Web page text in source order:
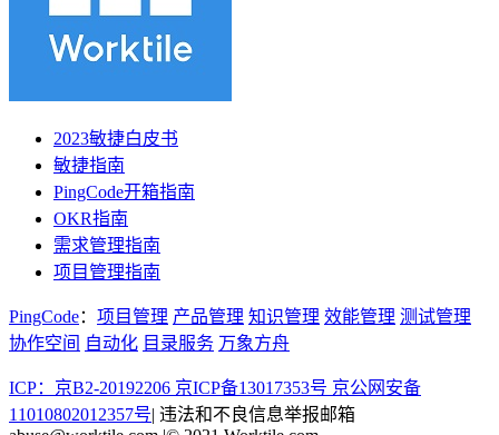
2023敏捷白皮书
敏捷指南
PingCode开箱指南
OKR指南
需求管理指南
项目管理指南
PingCode： 项目管理 产品管理 知识管理 效能管理 测试管理
协作空间 自动化 目录服务 万象方舟
ICP：京B2-20192206 京ICP备13017353号 京公网安备
11010802012357号| 违法和不良信息举报邮箱